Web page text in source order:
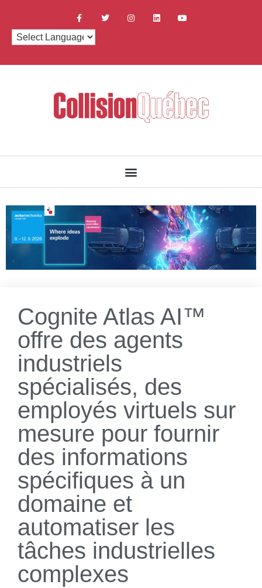
Cognite Atlas AI™
offre des agents
industriels
spécialisés, des
employés virtuels sur
mesure pour fournir
des informations
spécifiques à un
domaine et
automatiser les
tâches industrielles
complexes